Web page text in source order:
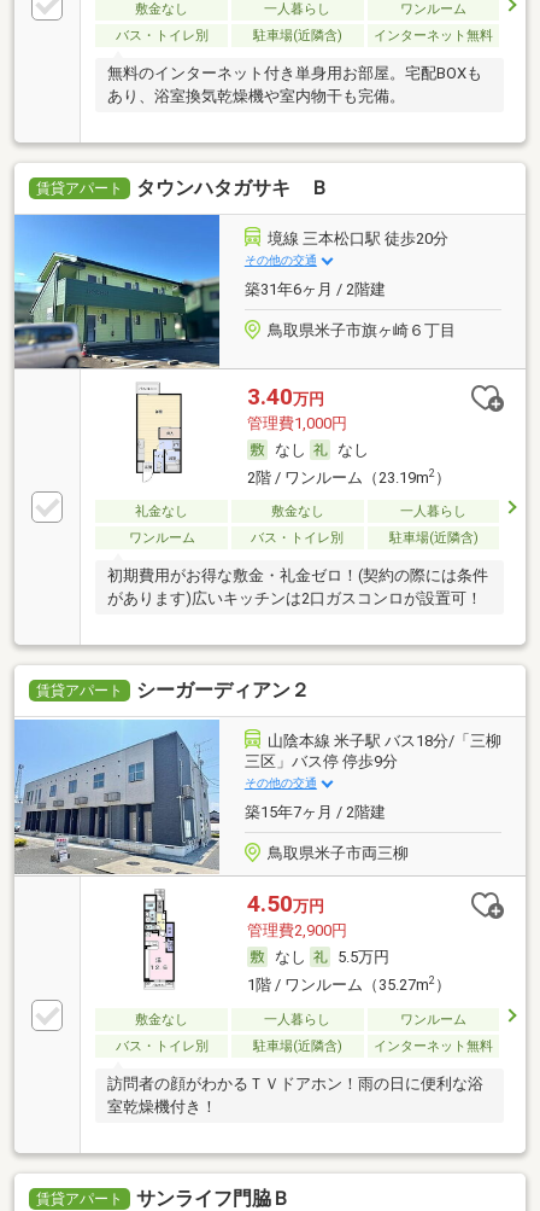
敷金なし 一人暮らし
ワンルーム
バス・トイレ別
駐車場(近隣含) インターネット無料
無料のインターネット付き単身用お部屋。宅配BOXも
あり、浴室換気乾燥機や室内物干も完備。
賃貸アパート タウンハタガサキ Ｂ
境線 三本松口駅 徒歩20分
その他の交通
築31年6ヶ月 / 2階建
鳥取県米子市旗ヶ崎６丁目
3.40万円
管理費1,000円
なし
なし
2階 / ワンルーム（23.19m2）
礼金なし 敷金なし
一人暮らし
ワンルーム
バス・トイレ別 駐車場(近隣含)
初期費用がお得な敷金・礼金ゼロ！(契約の際には条件
があります)広いキッチンは2口ガスコンロが設置可！
賃貸アパート シーガーディアン２
山陰本線 米子駅 バス18分/「三柳
三区」バス停 停歩9分
その他の交通
築15年7ヶ月 / 2階建
鳥取県米子市両三柳
4.50万円
管理費2,900円
なし
5.5万円
1階 / ワンルーム（35.27m2）
敷金なし 一人暮らし
ワンルーム
バス・トイレ別
駐車場(近隣含) インターネット無料
訪問者の顔がわかるＴＶドアホン！雨の日に便利な浴
室乾燥機付き！
賃貸アパート サンライフ門脇Ｂ